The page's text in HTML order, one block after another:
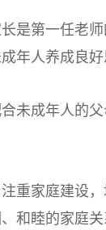
第一任老师
年人养成良好
未成年人的父
家庭建设，
和睦的家庭